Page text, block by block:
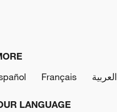
Français العربية
LANGUAGE